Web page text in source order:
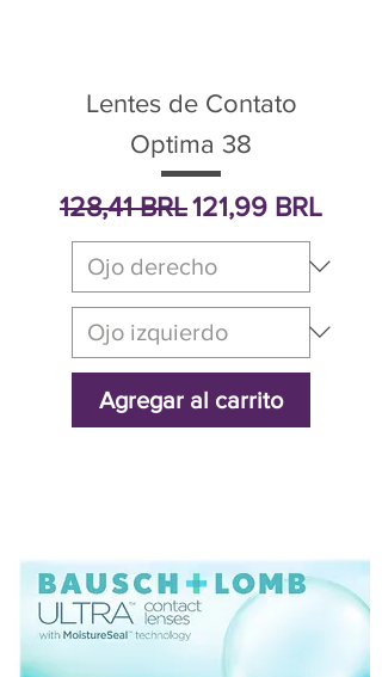
Lentes de Contato
Optima 38
Precio
128,41 BRLPrecio de oferta
121,99 BRL
Agregar al carrito